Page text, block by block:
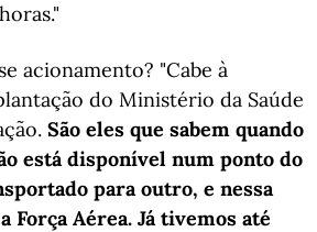
acionamento? "Cabe à
do Ministério da Saúde
São eles que sabem quando
está disponível num ponto do
para outro, e nessa
Força Aérea. Já tivemos até